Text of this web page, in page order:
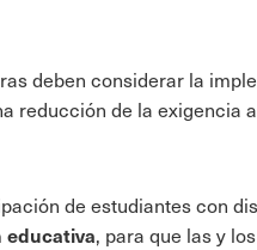
deben considerar la
reducción de la
de estudiantes con
educativa, para que las y